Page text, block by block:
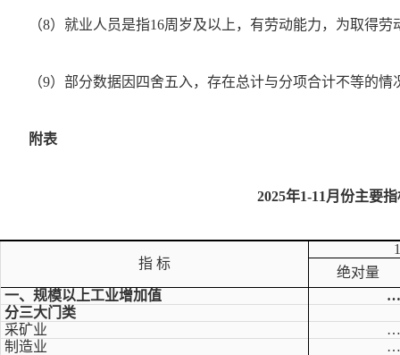
（8）就业人员是指16周岁及以上，有劳动能力，为取得劳
（9）部分数据因四舍五入，存在总计与分项合计不等的情
附表
2025年1-11月份主要
指 标
绝对量
一、规模以上工业增加值
…
分三大门类
采矿业
…
制造业
…